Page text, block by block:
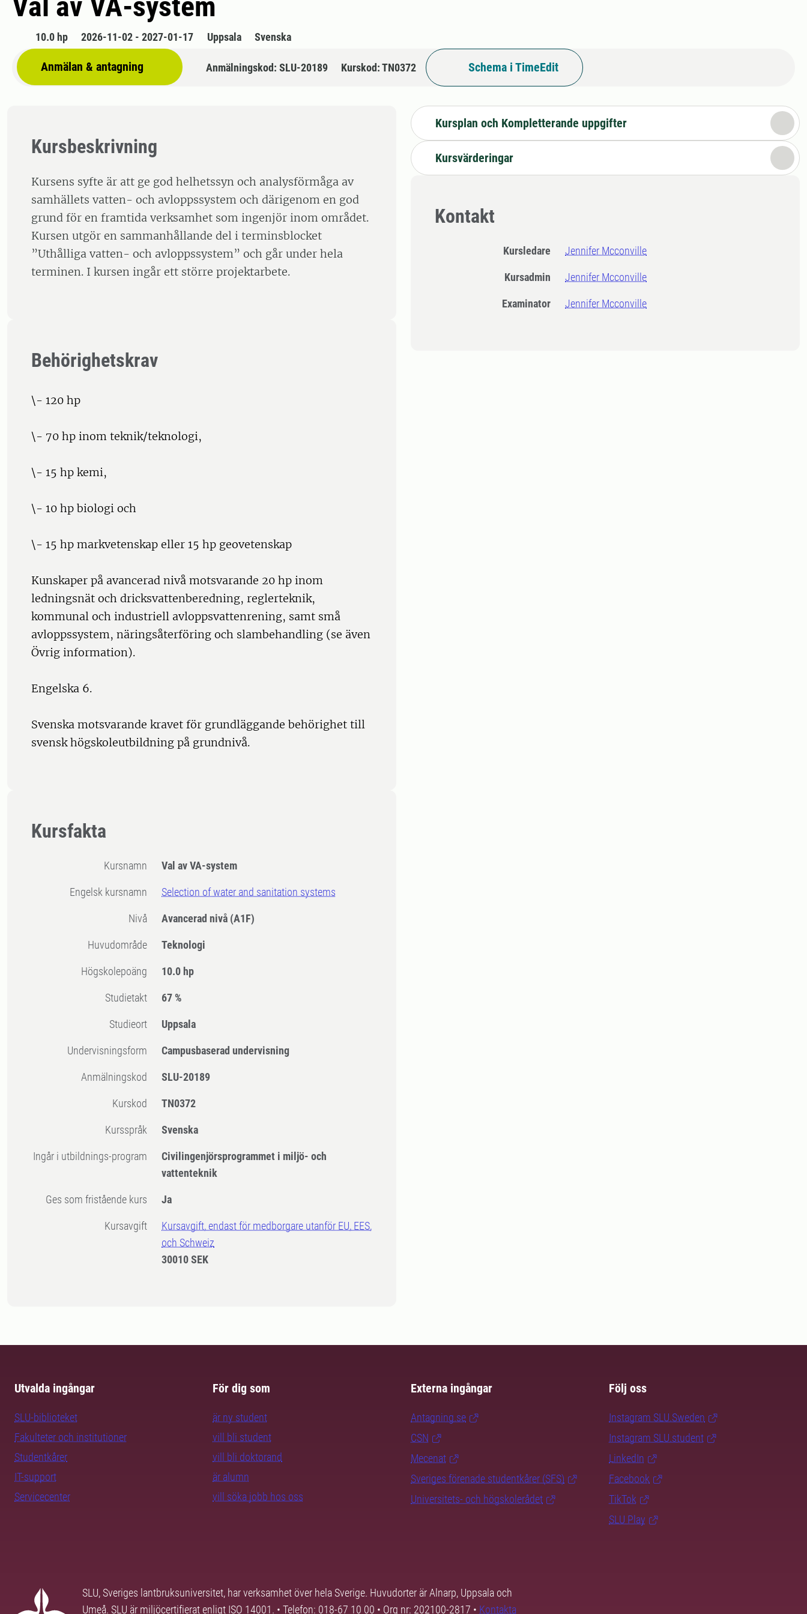
10.0 hp 2026-11-02 - 2027-01-17 Uppsala Svenska
Anmälan & antagning Anmälningskod: SLU-20189 Kurskod: TN0372 Schema i TimeEdit
Kursbeskrivning
Kursens syfte är att ge god helhetssyn och analysförmåga av
samhällets vatten- och avloppssystem och därigenom en god
grund för en framtida verksamhet som ingenjör inom området.
Kursen utgör en sammanhållande del i terminsblocket
”Uthålliga vatten- och avloppssystem” och går under hela
terminen. I kursen ingår ett större projektarbete.
Behörighetskrav
\- 120 hp
\- 70 hp inom teknik/teknologi,
\- 15 hp kemi,
\- 10 hp biologi och
\- 15 hp markvetenskap eller 15 hp geovetenskap
Kunskaper på avancerad nivå motsvarande 20 hp inom
ledningsnät och dricksvattenberedning, reglerteknik,
kommunal och industriell avloppsvattenrening, samt små
avloppssystem, näringsåterföring och slambehandling (se även
Övrig information).
Engelska 6.
Svenska motsvarande kravet för grundläggande behörighet till
svensk högskoleutbildning på grundnivå.
Kursfakta
Kursnamn Val av VA-system
Engelsk kursnamn Selection of water and sanitation systems
Nivå Avancerad nivå (A1F)
Huvudområde Teknologi
högskolepoäng 10.0 hp
Studietakt 67 %
Studieort Uppsala
Undervisningsform Campusbaserad undervisning
Anmälningskod SLU-20189
Kurskod TN0372
Kursspråk Svenska
Ingår i utbildnings-program
Civilingenjörsprogrammet i miljö- och
vattenteknik
Ges som fristående kurs Ja
Kursavgift
Kursavgift, endast för medborgare utanför EU, EES,
och Schweiz
30010 SEK
Kursplan och Kompletterande uppgifter
Kursvärderingar
Kontakt
Kursledare Jennifer Mcconville
Kursadmin Jennifer Mcconville
Examinator Jennifer Mcconville
Utvalda ingångar
SLU-biblioteket
Fakulteter och institutioner
Studentkårer
IT-support
Servicecenter
För dig som
är ny student
vill bli student
vill bli doktorand
är alumn
vill söka jobb hos oss
Externa ingångar
Antagning.se
CSN
Mecenat
Sveriges förenade studentkårer (SFS)
Universitets- och högskolerådet
Följ oss
Instagram SLU.Sweden
Instagram SLU.student
LinkedIn
Facebook
TikTok
SLU Play
SLU, Sveriges lantbruksuniversitet, har verksamhet över hela Sverige. Huvudorter är Alnarp, Uppsala och
Umeå. SLU är miljöcertifierat enligt ISO 14001. • Telefon: 018-67 10 00 • Org nr: 202100-2817 • Kontakta